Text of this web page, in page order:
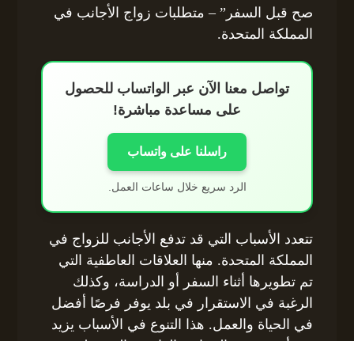
صح قبل السفر” – متطلبات زواج الأجانب في
المملكة المتحدة.
تواصل معنا الآن عبر الواتساب للحصول
على مساعدة مباشرة!
راسلنا على واتساب
الرد سريع خلال ساعات العمل.
تتعدد الأسباب التي قد تدفع الأجانب للزواج في
المملكة المتحدة. منها العلاقات العاطفية التي
تم تطويرها أثناء السفر أو الدراسة، وكذلك
الرغبة في الاستقرار في بلد يوفر فرصًا أفضل
في الحياة والعمل. هذا التنوع في الأسباب يزيد